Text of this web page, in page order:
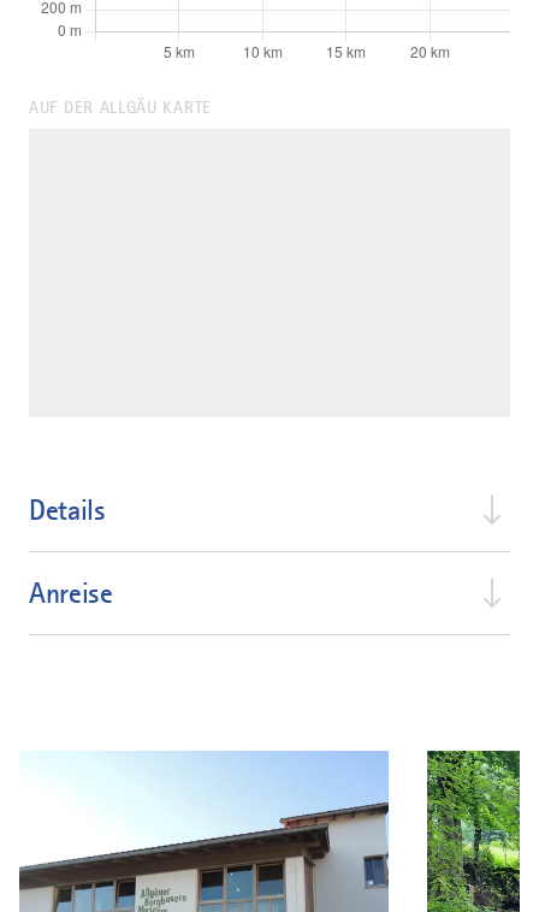
AUF DER ALLGÄU KARTE
Details
Anreise